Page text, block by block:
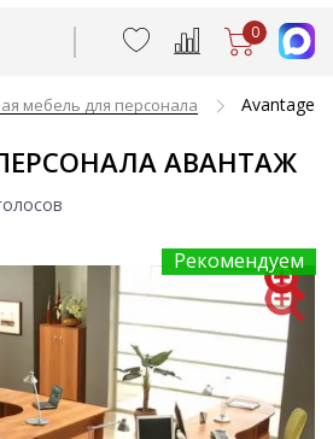
0
мебель для персонала Avantage
АВАНТАЖ
Рекомендуем